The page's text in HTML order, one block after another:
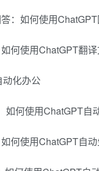
：如何使用
何使用ChatGPT翻
化办公
如何使用ChatGPT自
何使用ChatGPT自